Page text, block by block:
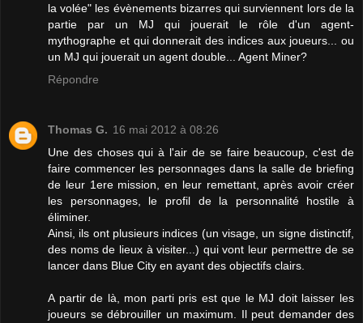
la volée" les évènements bizarres qui surviennent lors de la
partie par un MJ qui jouerait le rôle d'un agent-
mythographe et qui donnerait des indices aux joueurs... ou
un MJ qui jouerait un agent double... Agent Miner?
Répondre
Thomas G. 16 mai 2012 à 08:26
Une des choses qui à l'air de se faire beaucoup, c'est de
faire commencer les personnages dans la salle de briefing
de leur 1ere mission, en leur remettant, après avoir créer
les personnages, le profil de la personnalité hostile à
éliminer.
Ainsi, ils ont plusieurs indices (un visage, un signe distinctif,
des noms de lieux à visiter...) qui vont leur permettre de se
lancer dans Blue City en ayant des objectifs clairs.
A partir de là, mon parti pris est que le MJ doit laisser les
joueurs se débrouiller un maximum. Il peut demander des